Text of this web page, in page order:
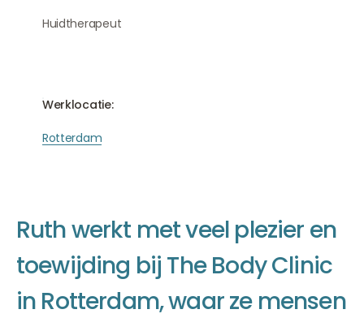
Huidtherapeut
Werklocatie:
Rotterdam
Ruthwerkt metveel plezier en
toewijding bij The BodyClinic
in Rotterdam,waarze mensen